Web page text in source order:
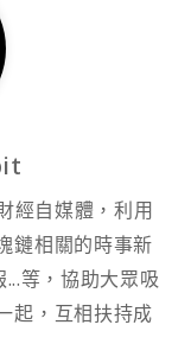
經自媒體，利用
鏈相關的時事新
等，協助大眾吸
起，互相扶持成